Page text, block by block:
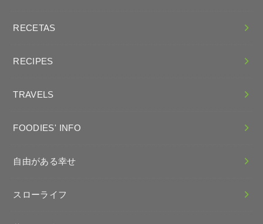
RECETAS
RECIPES
TRAVELS
FOODIES' INFO
自由がある幸せ
スローライフ